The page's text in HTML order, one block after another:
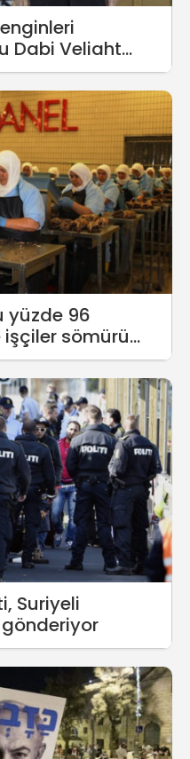
Dabi Veliaht
yüzde 96
sömürü
Suriyeli
gönderiyor